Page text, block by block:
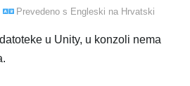
Prevedeno s Engleski na Hrvatski
u Unity, u konzoli nema